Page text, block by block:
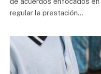
regular la prestación…